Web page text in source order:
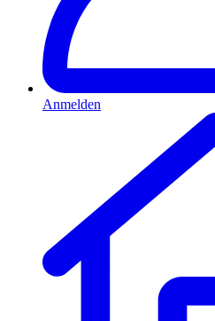
Anmelden